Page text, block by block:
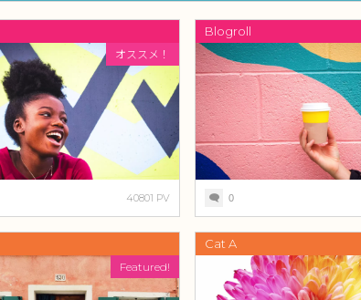
オススメ！
40801 PV
Blogroll
0
Featured!
Cat A